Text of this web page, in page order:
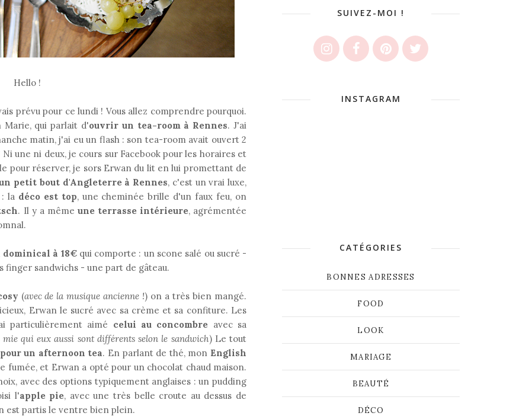
Hello !
prévu pour ce lundi ! Vous allez comprendre pourquoi.
Marie, qui parlait d'ouvrir un tea-room à Rennes. J'ai
matin, j'ai eu un flash : son tea-room avait ouvert 2
une ni deux, je cours sur Facebook pour les horaires et
pour réserver, je sors Erwan du lit en lui promettant de
petit bout d'Angleterre à Rennes, c'est un vrai luxe,
la déco est top, une cheminée brille d'un faux feu, on
. Il y a même une terrasse intérieure, agrémentée
à 18€ qui comporte : un scone salé ou sucré -
finger sandwichs - une part de gâteau.
(avec de la musique ancienne !) on a très bien mangé.
Erwan le sucré avec sa crème et sa confiture. Les
particulièrement aimé celui au concombre avec sa
qui eux aussi sont différents selon le sandwich) Le tout
un afternoon tea. En parlant de thé, mon English
fumée, et Erwan a opté pour un chocolat chaud maison.
avec des options typiquement anglaises : un pudding
l'apple pie, avec une très belle croute au dessus de
est partis le ventre bien plein.
SUIVEZ-MOI !
INSTAGRAM
CATÉGORIES
BONNES ADRESSES
FOOD
LOOK
MARIAGE
BEAUTÉ
DÉCO